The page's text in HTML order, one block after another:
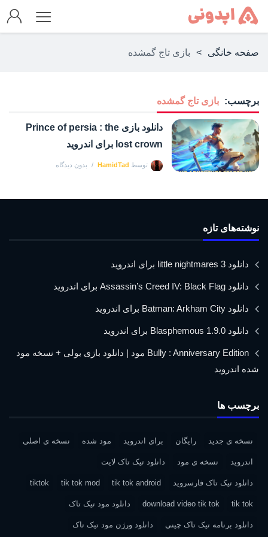
صفحه خانگی > بازی تاج گمشده
برچسب: بازی تاج گمشده
دانلود بازی Prince of persia : the
lost crown برای اندروید
توسط HamidTad بدون دیدگاه
نوشته‌های تازه
دانلود little nightmares 3 برای اندروید
دانلود Assassin’s Creed IV: Black Flag برای اندروید
دانلود Batman: Arkham City برای اندروید
دانلود Blasphemous 1.9.0 برای اندروید
Bully : Anniversary Edition مود | دانلود بازی بولی + نسخه مود
شده اندروید
برچسب ها
نسخه ی جدید رایگان برای اندروید مود شده نسخه ی اصلی
اندروید نسخه ی مود دانلود تیک تاک لایت
دانلود تیک تاک فارسروید tik tok android
tik tok mod
tiktok
tik tok
download video tik tok دانلود مود تیک تاک
دانلود برنامه تیک تاک چینی دانلود ورژن مود تیک تاک